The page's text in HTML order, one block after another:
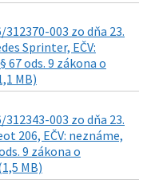
003 zo dňa 23.
Sprinter, EČV:
67 ods. 9 zákona o
MB)
003 zo dňa 23.
206, EČV: neznáme,
9 zákona o
MB)